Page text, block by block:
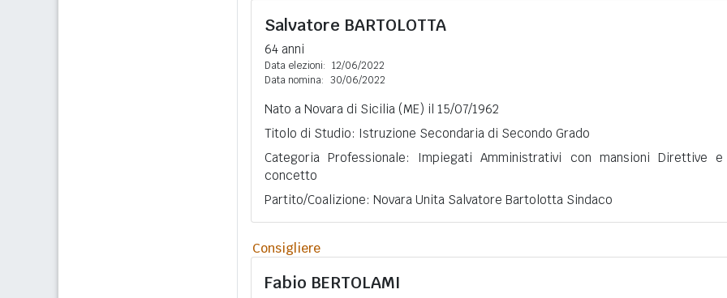
Salvatore BARTOLOTTA
64 anni
Data elezioni: 12/06/2022
Data nomina: 30/06/2022
Nato a Novara di Sicilia (ME) il 15/07/1962
Titolo di Studio: Istruzione Secondaria di Secondo Grado
Categoria Professionale: Impiegati Amministrativi con mansioni Direttive
concetto
Partito/Coalizione: Novara Unita Salvatore Bartolotta Sindaco
Consigliere
Fabio BERTOLAMI